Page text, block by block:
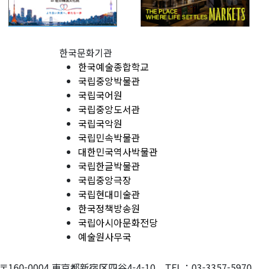
한국문화기관
한국예술종합학교
국립중앙박물관
국립국어원
국립중앙도서관
국립국악원
국립민속박물관
대한민국역사박물관
국립한글박물관
국립중앙극장
국립현대미술관
한국정책방송원
국립아시아문화전당
예술원사무국